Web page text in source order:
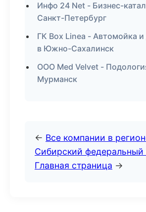
Инфо 24 Net - Бизнес-
Санкт-Петербург
ГК Box Linea - Автомойка и
в Южно-Сахалинск
ООО Med Velvet -
Мурманск
← Все компании в
Сибирский федеральный
Главная страница →